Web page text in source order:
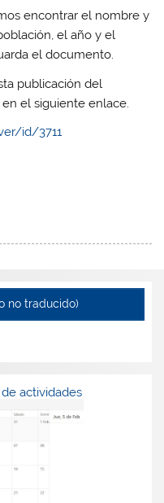
encontrar el nombre y
el año y el
el documento.
publicación del
en el siguiente enlace.
id/3711
no traducido)
actividades